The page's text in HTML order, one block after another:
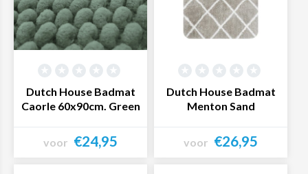
Dutch House Badmat
Caorle 60x90cm. Green
voor €24,95
Dutch House Badmat
Menton Sand
voor €26,95